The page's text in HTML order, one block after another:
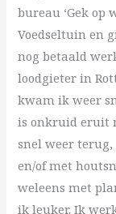
bureau ‘Gek op
Voedseltuin en
nog betaald
loodgieter in
kwam ik weer
is onkruid eruit
snel weer
en/of met
weleens met
ik leuker. Ik